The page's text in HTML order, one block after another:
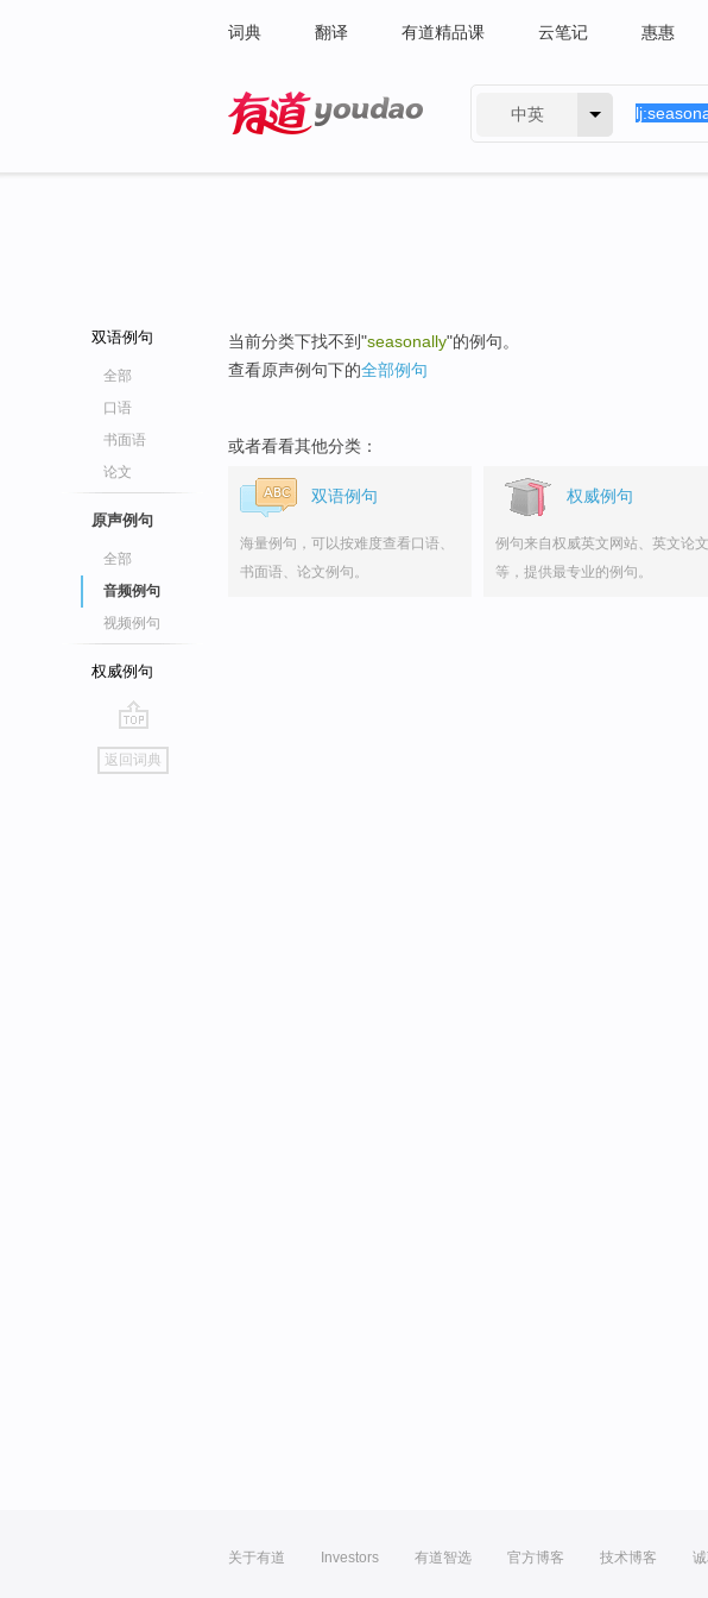
词典 翻译 有道精品课 云笔记 惠惠
中英
双语例句
全部
口语
书面语
论文
原声例句
全部
音频例句
视频例句
权威例句
go
top
返回词典
当前分类下找不到"seasonally"的例句。
查看原声例句下的全部例句
或者看看其他分类：
双语例句
海量例句，可以按难度查看口语、
书面语、论文例句。
权威例句
例句来自权威英文网站、英文论文
等，提供最专业的例句。
关于有道 Investors 有道智选 官方博客 技术博客